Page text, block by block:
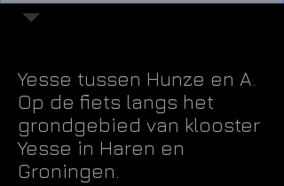
Yesse tussen Hunze en A.
Op de fiets langs het
grondgebied van klooster
Yesse in Haren en
Groningen.